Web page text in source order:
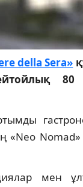
della Sera»
«Neo
мен